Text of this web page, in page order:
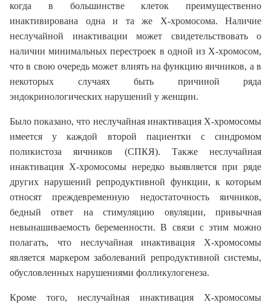
когда в большинстве клеток преимущественно
инактивирована одна и та же Х-хромосома. Наличие
неслучайной инактивации может свидетельствовать о
наличии минимальных перестроек в одной из Х-хромосом,
что в свою очередь может влиять на функцию яичников, а в
некоторых случаях быть причиной ряда
эндокринологических нарушений у женщин.
Было показано, что неслучайная инактивация Х-хромосомы
имеется у каждой второй пациентки с синдромом
поликистоза яичников (СПКЯ). Также неслучайная
инактивация Х-хромосомы нередко выявляется при ряде
других нарушений репродуктивной функции, к которым
относят преждевременную недостаточность яичников,
бедный ответ на стимуляцию овуляции, привычная
невынашиваемость беременности. В связи с этим можно
полагать, что неслучайная инактивация Х-хромосомы
является маркером заболеваний репродуктивной системы,
обусловленных нарушениями фолликулогенеза.
Кроме того, неслучайная инактивация Х-хромосомы